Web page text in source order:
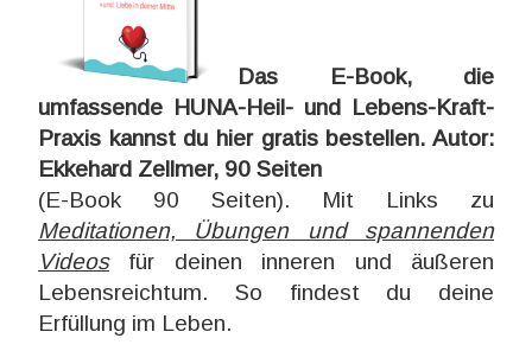
Das E-Book, die
umfassende HUNA-Heil- und Lebens-Kraft-
Praxis kannst du hier gratis bestellen. Autor:
Ekkehard Zellmer, 90 Seiten
(E-Book 90 Seiten). Mit Links zu
Meditationen, Übungen und spannenden
Videos
für deinen inneren und äußeren
Lebensreichtum. So findest du deine
Erfüllung im Leben.